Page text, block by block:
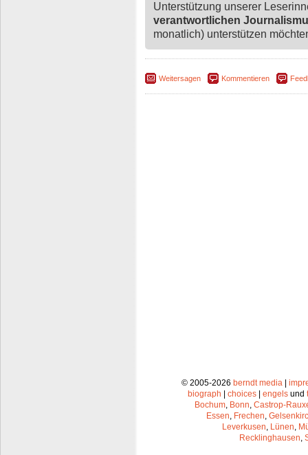
Unterstützung unserer
verantwortlichen
monatlich) unterstützen
Weitersagen Kommentieren
© 2005-2026 berndt media|
biograph
choices engels und
Bochum, Bonn, Castrop-
Essen, Frechen,
Leverkusen, Lünen,
Recklinghausen,